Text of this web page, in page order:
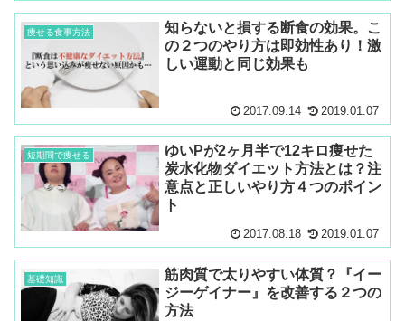
痩せる食事方法
知らないと損する断食の効果。こ
の２つのやり方は即効性あり！激
しい運動と同じ効果も
2017.09.14 2019.01.07
短期間で痩せる
ゆいPが2ヶ月半で12キロ痩せた
炭水化物ダイエット方法とは？注
意点と正しいやり方４つのポイン
ト
2017.08.18 2019.01.07
基礎知識
筋肉質で太りやすい体質？『イー
ジーゲイナー』を改善する２つの
方法